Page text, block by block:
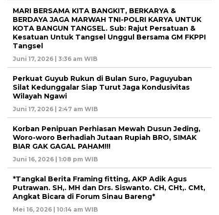
MARI BERSAMA KITA BANGKIT, BERKARYA &
BERDAYA JAGA MARWAH TNI-POLRI KARYA UNTUK
KOTA BANGUN TANGSEL. Sub: Rajut Persatuan &
Kesatuan Untuk Tangsel Unggul Bersama GM FKPPI
Tangsel
Juni 17, 2026 | 3:36 am WIB
Perkuat Guyub Rukun di Bulan Suro, Paguyuban
Silat Kedunggalar Siap Turut Jaga Kondusivitas
Wilayah Ngawi
Juni 17, 2026 | 2:47 am WIB
Korban Penipuan Perhiasan Mewah Dusun Jeding,
Woro-woro Berhadiah Jutaan Rupiah BRO, SIMAK
BIAR GAK GAGAL PAHAM!!!
Juni 16, 2026 | 1:08 pm WIB
*Tangkal Berita Framing fitting, AKP Adik Agus
Putrawan. SH,. MH dan Drs. Siswanto. CH, CHt,. CMt,
Angkat Bicara di Forum Sinau Bareng*
Mei 16, 2026 | 10:14 am WIB